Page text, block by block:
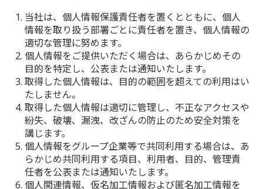
当社は、個人情報保護責任者を置くとともに、個人
情報を取り扱う部署ごとに責任者を置き、個人情報の
適切な管理に努めます。
個人情報をご提供いただく場合は、あらかじめその
目的を特定し、公表または通知いたします。
取得した個人情報は、目的の範囲を超えての利用はい
たしません。
取得した個人情報は適切に管理し、不正なアクセスや
紛失、破壊、漏洩、改ざんの防止のため安全対策を
講じます。
個人情報をグループ企業等で共同利用する場合は、あ
らかじめ共同利用する項目、利用者、目的、管理責
任者を公表または通知いたします。
個人関連情報、仮名加工情報および匿名加工情報を